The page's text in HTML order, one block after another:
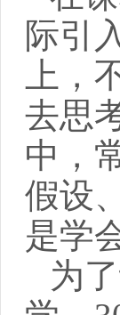
际引
上，
去思
中，
假设
是学
为